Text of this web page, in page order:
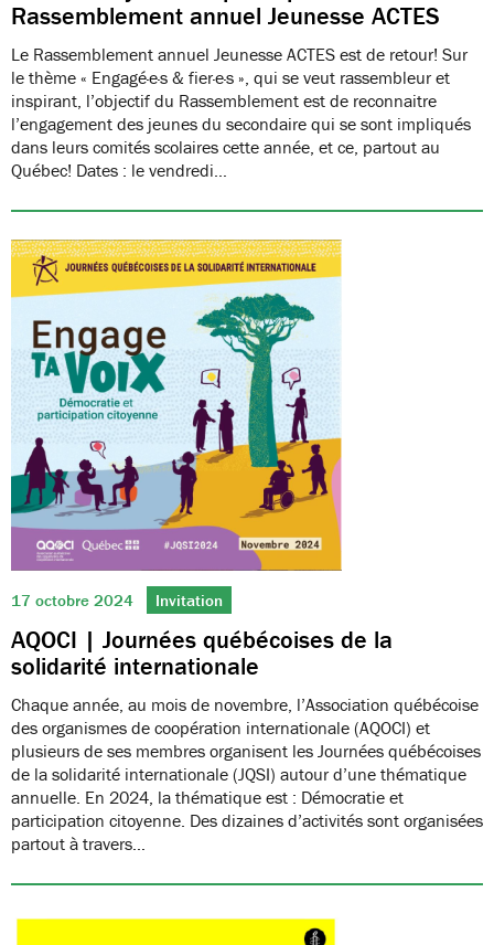
Rassemblement annuel Jeunesse ACTES
Le Rassemblement annuel Jeunesse ACTES est de retour! Sur
le thème « Engagé·e·s & fier·e·s », qui se veut rassembleur et
inspirant, l’objectif du Rassemblement est de reconnaitre
l’engagement des jeunes du secondaire qui se sont impliqués
dans leurs comités scolaires cette année, et ce, partout au
Québec! Dates : le vendredi…
17 octobre 2024 Invitation
AQOCI | Journées québécoises de la
solidarité internationale
Chaque année, au mois de novembre, l’Association québécoise
des organismes de coopération internationale (AQOCI) et
plusieurs de ses membres organisent les Journées québécoises
de la solidarité internationale (JQSI) autour d’une thématique
annuelle. En 2024, la thématique est : Démocratie et
participation citoyenne. Des dizaines d’activités sont organisées
partout à travers…